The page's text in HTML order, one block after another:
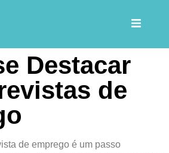
Destacar
de
de emprego é um passo